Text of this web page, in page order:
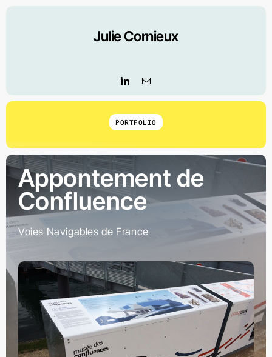
Julie Cornieux
PORTFOLIO
Appontement de
Confluence
Voies Navigables de France